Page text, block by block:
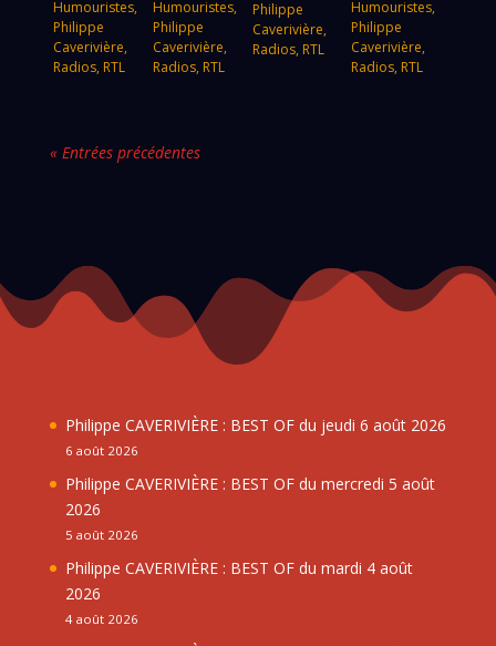
Humouristes,
Philippe
Caverivière,
Radios, RTL
Humouristes,
Philippe
Caverivière,
Radios, RTL
Philippe
Caverivière,
Radios, RTL
Humouristes,
Philippe
Caverivière,
Radios, RTL
« Entrées précédentes
Philippe CAVERIVIÈRE : BEST OF du jeudi 6 août 2026
6 août 2026
Philippe CAVERIVIÈRE : BEST OF du mercredi 5 août
2026
5 août 2026
Philippe CAVERIVIÈRE : BEST OF du mardi 4 août
2026
4 août 2026